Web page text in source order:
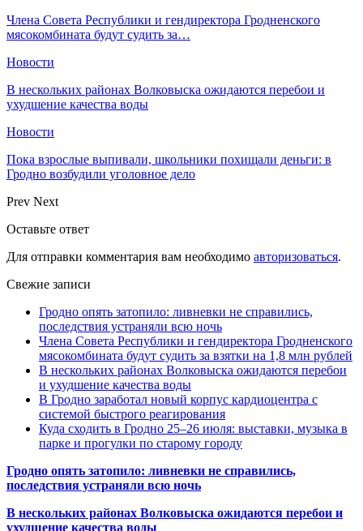
Члена Совета Республики и гендиректора Гродненского
мясокомбината будут судить за…
Новости
В нескольких районах Волковыска ожидаются перебои и
ухудшение качества воды
Новости
Пока взрослые выпивали, школьники похищали деньги: в
Гродно возбудили уголовное дело
Prev Next
Оставьте ответ
Для отправки комментария вам необходимо авторизоваться.
Свежие записи
Гродно опять затопило: ливневки не справились,
последствия устраняли всю ночь
Члена Совета Республики и гендиректора Гродненского
мясокомбината будут судить за взятки на 1,8 млн рублей
В нескольких районах Волковыска ожидаются перебои
и ухудшение качества воды
В Гродно заработал новый корпус кардиоцентра с
системой быстрого реагирования
Куда сходить в Гродно 25–26 июля: выставки, музыка в
парке и прогулки по старому городу
Гродно опять затопило: ливневки не справились,
последствия устраняли всю ночь
В нескольких районах Волковыска ожидаются перебои и
ухудшение качества воды